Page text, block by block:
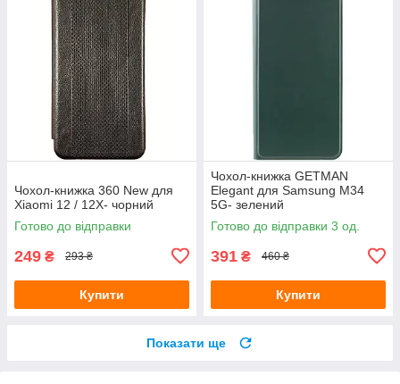
Чохол-книжка 360 New для
Xiaomi 12 / 12X- чорний
Готово до відправки
249 ₴ 293 ₴
Купити
Чохол-книжка GETMAN
Elegant для Samsung M34
5G- зелений
Готово до відправки 3 од.
391 ₴ 460 ₴
Купити
Показати ще